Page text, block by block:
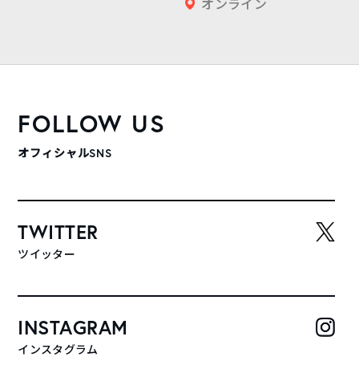
オンライン
FOLLOW US
オフィシャルSNS
TWITTER
ツイッター
INSTAGRAM
インスタグラム